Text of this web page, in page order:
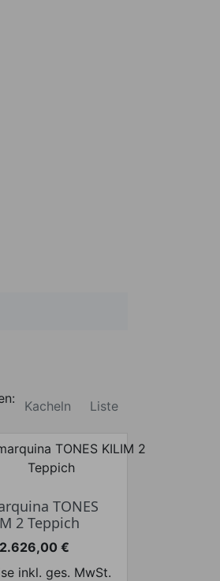
Kacheln Liste
TONES
2 Teppich
Preis
2.626,00 €
inkl. ges. MwSt.